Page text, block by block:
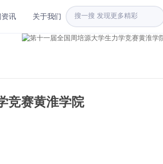
资讯 关于我们
竞赛黄淮学院